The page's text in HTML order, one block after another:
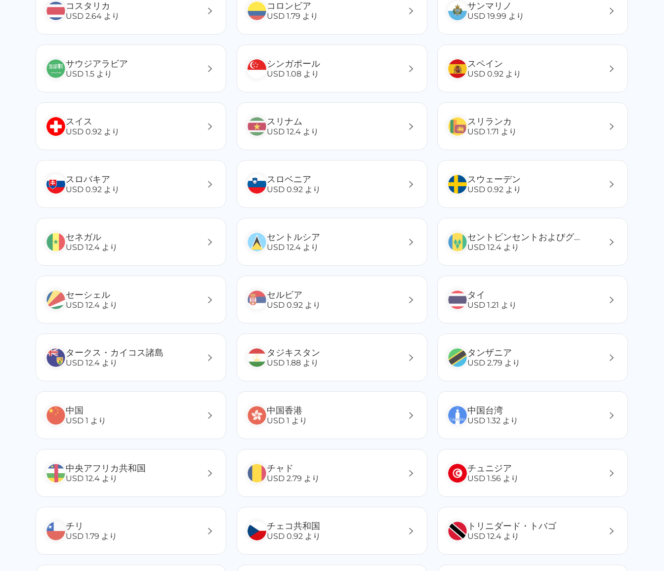
コスタリカ
USD 2.64 より
コロンビア
USD 1.79 より
サンマリノ
USD 19.99 より
サウジアラビア
USD 1.5 より
シンガポール
USD 1.08 より
スペイン
USD 0.92 より
スイス
USD 0.92 より
スリナム
USD 12.4 より
スリランカ
USD 1.71 より
スロバキア
USD 0.92 より
スロベニア
USD 0.92 より
スウェーデン
USD 0.92 より
セネガル
USD 12.4 より
セントルシア
USD 12.4 より
セントビンセントおよびグレナディーン諸島
USD 12.4 より
セーシェル
USD 12.4 より
セルビア
USD 0.92 より
タイ
USD 1.21 より
タークス・カイコス諸島
USD 12.4 より
タジキスタン
USD 1.88 より
タンザニア
USD 2.79 より
中国
USD 1 より
中国香港
USD 1 より
中国台湾
USD 1.32 より
中央アフリカ共和国
USD 12.4 より
チャド
USD 2.79 より
チュニジア
USD 1.56 より
チリ
USD 1.79 より
チェコ共和国
USD 0.92 より
トリニダード・トバゴ
USD 12.4 より
ニカラグア
ニュージーランド
ハンガリー
フランス
フェロー諸島
フランス領ギアナ
ホンジュラス
マレーシア
マダガスカル
マルティニーク/グアドループ
メキシコ
モーリシャス
モンテネグロ
モルディブ
リベリア
リヒテンシュタイン
ルーマニア
ルクセンブルク